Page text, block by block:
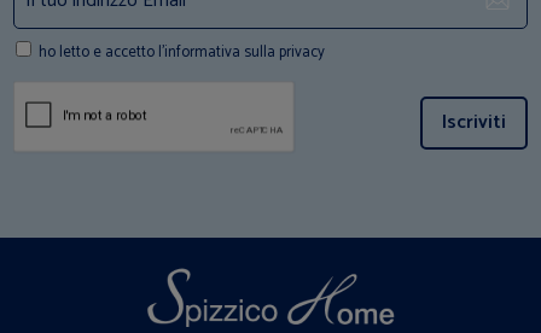
ho letto e accetto l'informativa sulla privacy
Iscriviti